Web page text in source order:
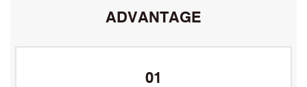
ADVANTAGE
01